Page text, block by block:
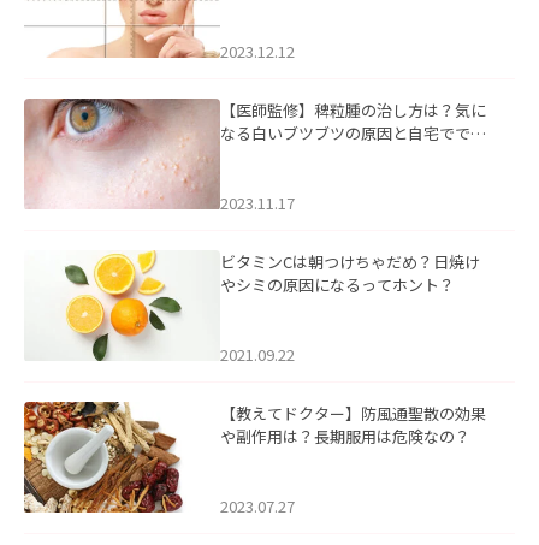
2023.12.12
【医師監修】稗粒腫の治し方は？気に
なる白いブツブツの原因と自宅ででき
2023.11.17
ビタミンCは朝つけちゃだめ？日焼け
やシミの原因になるってホント？
2021.09.22
【教えてドクター】防風通聖散の効果
や副作用は？長期服用は危険なの？
2023.07.27